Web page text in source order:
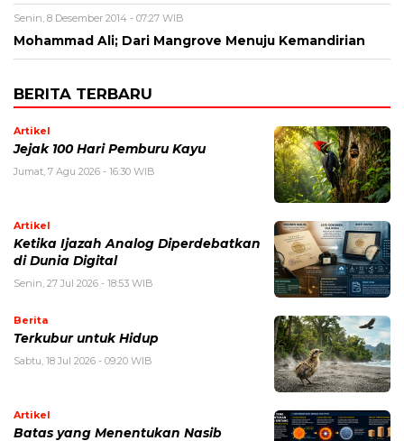
Senin, 8 Desember 2014 - 07:27 WIB
Mohammad Ali; Dari Mangrove Menuju Kemandirian
BERITA TERBARU
Artikel
Jejak 100 Hari Pemburu Kayu
Jumat, 7 Agu 2026 - 16:30 WIB
Artikel
Ketika Ijazah Analog Diperdebatkan
di Dunia Digital
Senin, 27 Jul 2026 - 18:53 WIB
Berita
Terkubur untuk Hidup
Sabtu, 18 Jul 2026 - 09:20 WIB
Artikel
Batas yang Menentukan Nasib